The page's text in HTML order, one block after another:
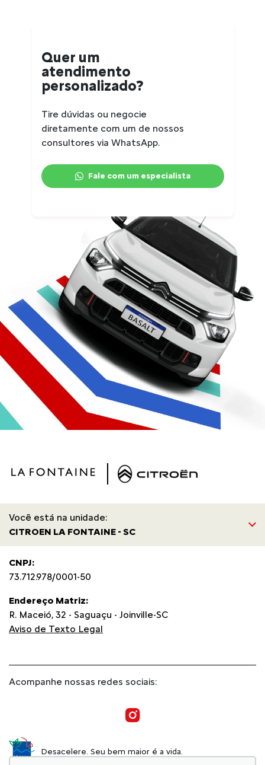
Quer um
atendimento
personalizado?
Tire dúvidas ou negocie
diretamente com um de nossos
consultores via WhatsApp.
Fale com um especialista
Você está na unidade:
CITROEN LA FONTAINE - SC
CNPJ:
73.712.978/0001-50
Endereço Matriz:
R. Maceió, 32 - Saguaçu - Joinville-SC
Aviso de Texto Legal
Acompanhe nossas redes sociais:
Desacelere. Seu bem maior é a vida.